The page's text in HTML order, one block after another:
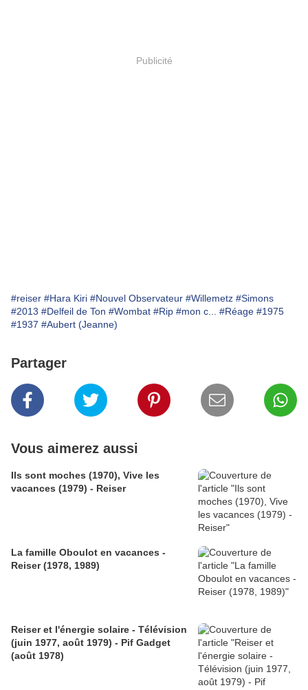
Publicité
#reiser #Hara Kiri #Nouvel Observateur #Willemetz #Simons
#2013 #Delfeil de Ton #Wombat #Rip #mon c... #Réage #1975
#1937 #Aubert (Jeanne)
Partager
Vous aimerez aussi
Ils sont moches (1970), Vive les
vacances (1979) - Reiser
La famille Oboulot en vacances -
Reiser (1978, 1989)
Reiser et l'énergie solaire - Télévision
(juin 1977, août 1979) - Pif Gadget
(août 1978)